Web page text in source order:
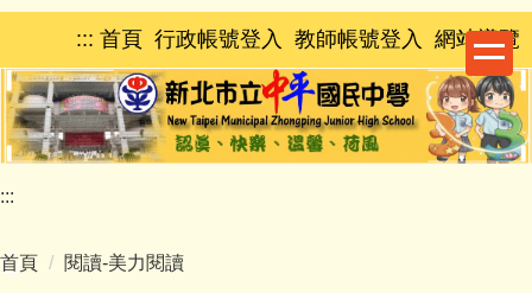
跳
主
要
內
容
區
::: 首頁 行政帳號登入 教師帳號登入 網站導覽
:::
首頁 閱讀-美力閱讀